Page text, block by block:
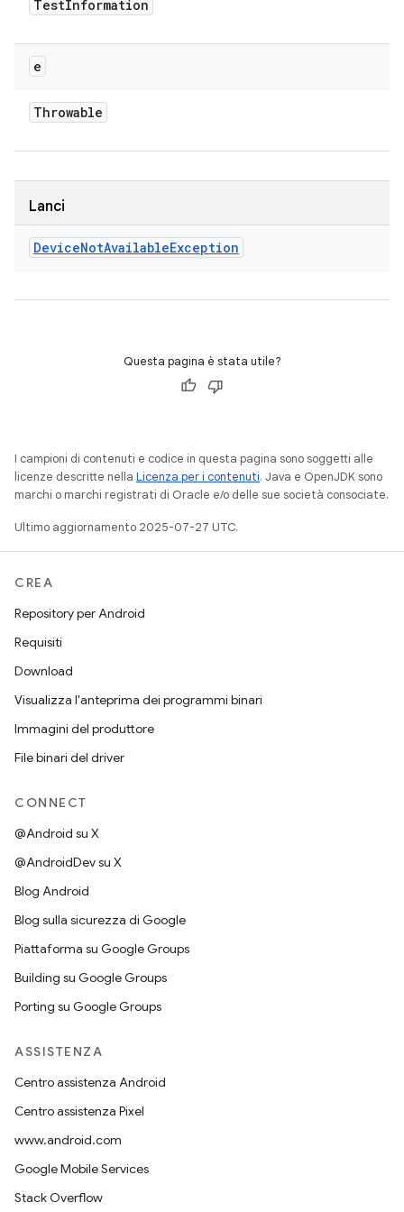
TestInformation
e
Throwable
Lanci
DeviceNotAvailableException
Questa pagina è stata utile?
I campioni di contenuti e codice in questa pagina sono soggetti alle
licenze descritte nella Licenza per i contenuti. Java e OpenJDK sono
marchi o marchi registrati di Oracle e/o delle sue società consociate.
Ultimo aggiornamento 2025-07-27 UTC.
CREA
Repository per Android
Requisiti
Download
Visualizza l'anteprima dei programmi binari
Immagini del produttore
File binari del driver
CONNECT
@Android su X
@AndroidDev su X
Blog Android
Blog sulla sicurezza di Google
Piattaforma su Google Groups
Building su Google Groups
Porting su Google Groups
ASSISTENZA
Centro assistenza Android
Centro assistenza Pixel
www.android.com
Google Mobile Services
Stack Overflow